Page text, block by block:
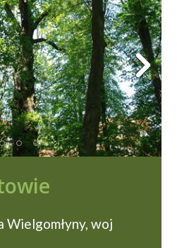
Wielgomłyny, woj